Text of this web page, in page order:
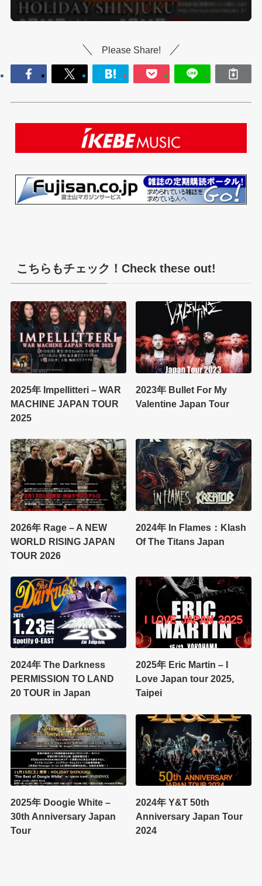
Please Share!
こちらもチェック！Check these out!
2025年 Impellitteri – WAR
MACHINE JAPAN TOUR
2025
2023年 Bullet For My
Valentine Japan Tour
2026年 Rage – A NEW
WORLD RISING JAPAN
TOUR 2026
2024年 In Flames：Klash
Of The Titans Japan
2024年 The Darkness
PERMISSION TO LAND
20 TOUR in Japan
2025年 Eric Martin – I
Love Japan tour 2025,
Taipei
2025年 Doogie White –
30th Anniversary Japan
Tour
2024年 Y&T 50th
Anniversary Japan Tour
2024